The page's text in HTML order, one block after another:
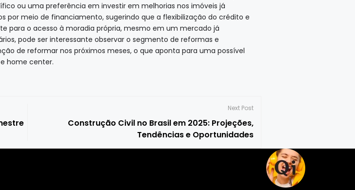
ou uma preferência em investir em melhorias nos imóveis já
por meio de financiamento, sugerindo que a flexibilização do crédito e
para o acesso à moradia própria, mesmo em um mercado já
pode ser interessante observar o segmento de reformas e
de reformar nos próximos meses, o que aponta para uma possível
home center.
Next Post
Construção Civil no Brasil em 2025: Projeções,
Tendências e Oportunidades